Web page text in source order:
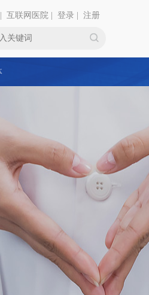
互联网医院 登录 注册